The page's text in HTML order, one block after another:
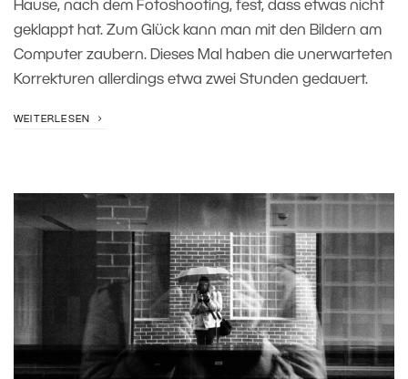
Hause, nach dem Fotoshooting, fest, dass etwas nicht
geklappt hat. Zum Glück kann man mit den Bildern am
Computer zaubern. Dieses Mal haben die unerwarteten
Korrekturen allerdings etwa zwei Stunden gedauert.
WEITERLESEN